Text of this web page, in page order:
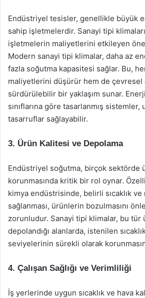
Endüstriyel tesisler, genellikle büyük
sahip işletmelerdir. Sanayi tipi
işletmelerin maliyetlerini etkileyen
Modern sanayi tipi klimalar, daha az
fazla soğutma kapasitesi sağlar. Bu,
maliyetlerini düşürür hem de çevresel
sürdürülebilir bir yaklaşım sunar.
sınıflarına göre tasarlanmış
tasarruflar sağlayabilir.
3. Ürün Kalitesi ve Depolama
Endüstriyel soğutma, birçok sektörde
korunmasında kritik bir rol oynar.
kimya endüstrisinde, belirli sıcaklık ve
sağlanması, ürünlerin bozulmasını
zorunludur. Sanayi tipi klimalar, bu tür
depolandığı alanlarda, istenilen
seviyelerinin sürekli olarak
4. Çalışan Sağlığı ve Verimliliği
İş yerlerinde uygun sıcaklık ve hava